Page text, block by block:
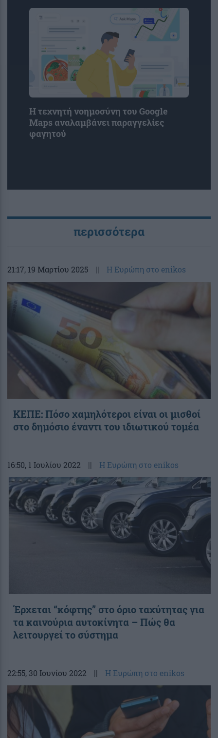
Η τεχνητή νοημοσύνη του Google
Maps αναλαμβάνει παραγγελίες
φαγητού
περισσότερα
21:17, 19 Μαρτίου 2025 || Η Ευρώπη στο enikos
ΚΕΠΕ: Πόσο χαμηλότεροι είναι οι μισθοί
στο δημόσιο έναντι του ιδιωτικού τομέα
16:50, 1 Ιουλίου 2022 || Η Ευρώπη στο enikos
Έρχεται “κόφτης” στο όριο ταχύτητας για
τα καινούρια αυτοκίνητα – Πώς θα
λειτουργεί το σύστημα
22:55, 30 Ιουνίου 2022 || Η Ευρώπη στο enikos